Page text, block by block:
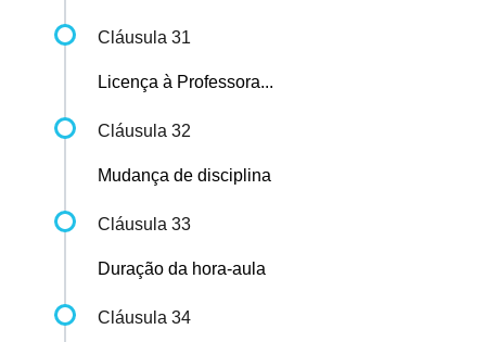
Cláusula 31
Licença à Professora...
Cláusula 32
Mudança de disciplina
Cláusula 33
Duração da hora-aula
Cláusula 34